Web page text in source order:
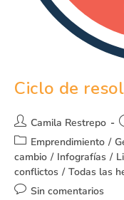
Ciclo de
Camila Restrepo
Emprendimiento /
cambio / Infografías /
conflictos / Todas las
Sin comentarios